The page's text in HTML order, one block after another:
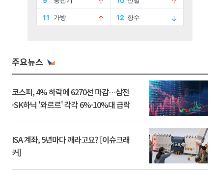
주요뉴스
코스피, 4% 하락에 6270선 마감…삼전
·SK하닉 '와르르' 각각 6%·10%대 급락
ISA 계좌, 5년마다 깨라고요? [이슈크래
커]